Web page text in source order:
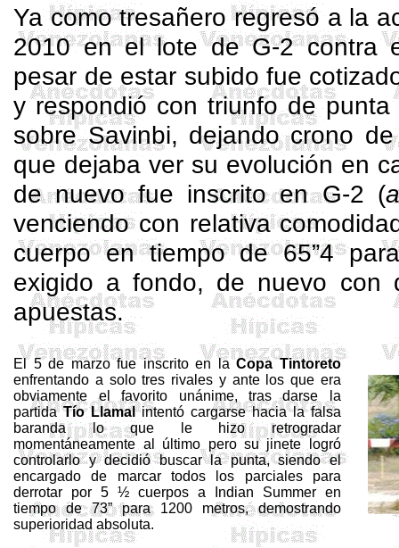
Ya comotresañeroregresó a la
2010 en el lote de G-2 contra
pesar de estar subido fue
y respondió con triunfo de
sobreSavinbi, dejando crono
que dejaba ver su evolución en
de nuevo fue inscrito en G-2 (
venciendo con relativa
cuerpo en tiempo de 65”4
exigido a fondo, de nuevo con
apuestas.
El 5 de marzo fue inscrito en laCopaTintoreto
enfrentando a solo tres rivales y ante los que era
obviamente el favorito unánime, tras darse la
partidaTíoLlamalintentó cargarse hacia la falsa
baranda lo que le hizo retrogradar
momentáneamente al último pero su jinete logró
controlarlo y decidió buscar la punta, siendo el
encargado de marcar todos los parciales para
derrotar por 5 ½ cuerpos a
Indian Summeren
tiempo de 73” para 1200 metros, demostrando
superioridad absoluta.